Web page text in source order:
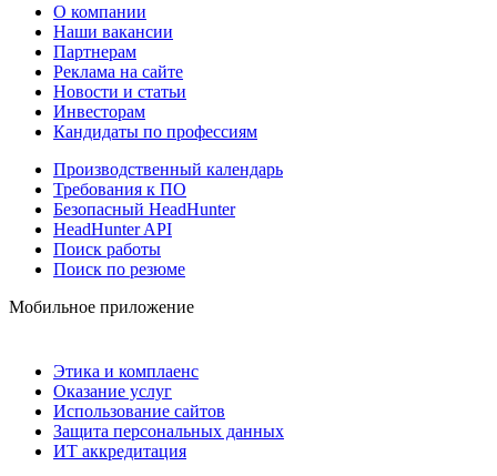
О компании
Наши вакансии
Партнерам
Реклама на сайте
Новости и статьи
Инвесторам
Кандидаты по профессиям
Производственный календарь
Требования к ПО
Безопасный HeadHunter
HeadHunter API
Поиск работы
Поиск по резюме
Мобильное приложение
Этика и комплаенс
Оказание услуг
Использование сайтов
Защита персональных данных
ИТ аккредитация